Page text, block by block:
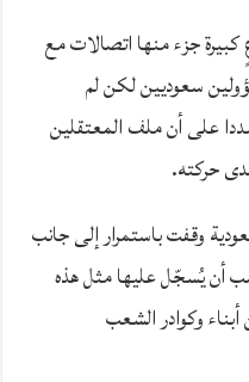
جزء منها اتصالات مع
سعوديين لكن لم
على أن ملف المعتقلين
حركته.
وقفت باستمرار إلى جانب
أن يُسجّل عليها مثل هذه
وكوادر الشعب